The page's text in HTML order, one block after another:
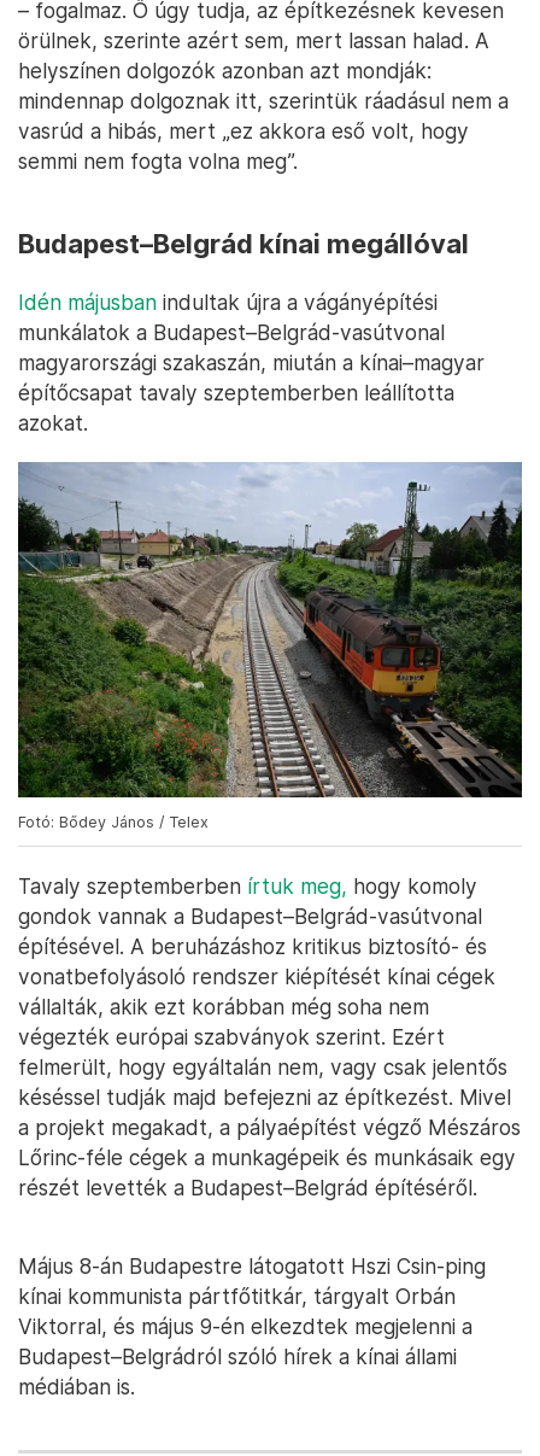
– fogalmaz. Ő úgy tudja, az építkezésnek kevesen
örülnek, szerinte azért sem, mert lassan halad. A
helyszínen dolgozók azonban azt mondják:
mindennap dolgoznak itt, szerintük ráadásul nem a
vasrúd a hibás, mert „ez akkora eső volt, hogy
semmi nem fogta volna meg”.
Budapest–Belgrád kínai megállóval
Idén májusban indultak újra a vágányépítési
munkálatok a Budapest–Belgrád-vasútvonal
magyarországi szakaszán, miután a kínai–magyar
építőcsapat tavaly szeptemberben leállította
azokat.
Fotó: Bődey János / Telex
Tavaly szeptemberben írtuk meg, hogy komoly
gondok vannak a Budapest–Belgrád-vasútvonal
építésével. A beruházáshoz kritikus biztosító- és
vonatbefolyásoló rendszer kiépítését kínai cégek
vállalták, akik ezt korábban még soha nem
végezték európai szabványok szerint. Ezért
felmerült, hogy egyáltalán nem, vagy csak jelentős
késéssel tudják majd befejezni az építkezést. Mivel
a projekt megakadt, a pályaépítést végző Mészáros
Lőrinc-féle cégek a munkagépeik és munkásaik egy
részét levették a Budapest–Belgrád építéséről.
Május 8-án Budapestre látogatott Hszi Csin-ping
kínai kommunista pártfőtitkár, tárgyalt Orbán
Viktorral, és május 9-én elkezdtek megjelenni a
Budapest–Belgrádról szóló hírek a kínai állami
médiában is.